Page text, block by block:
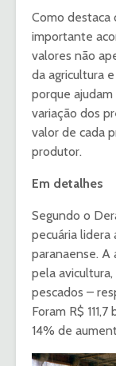
Como destaca
importante
valores não
da agricultura
porque
variação dos
valor de cada
produtor.
Em detalhes
Segundo o
pecuária lidera
paranaense.
pela
pescados –
Foram R$
14% de